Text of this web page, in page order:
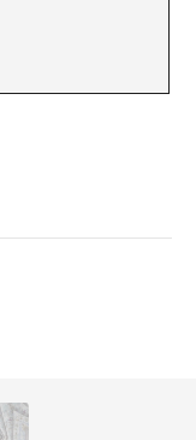
biògraf oficial de